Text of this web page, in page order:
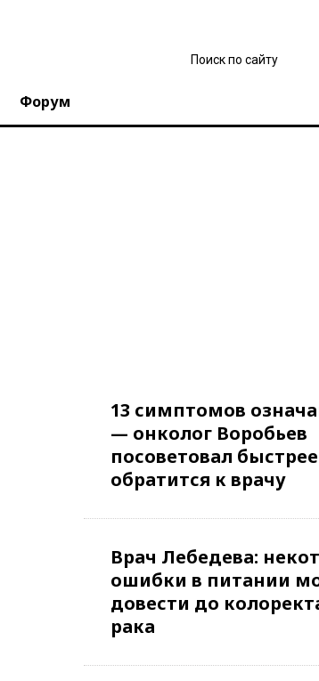
Форум
13 симптомов
— онколог Воробьев
посоветовал быстрее
обратится к врачу
Врач Лебедева:
ошибки в питании
довести до
рака